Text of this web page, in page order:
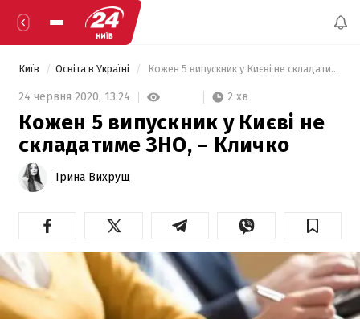
Київ Освіта в Україні Кожен 5 випускник у Києві не складатиме ЗНО, – Кличко
24 червня 2020, 13:24 2 хв
Кожен 5 випускник у Києві не
складатиме ЗНО, – Кличко
Ірина Вихрущ